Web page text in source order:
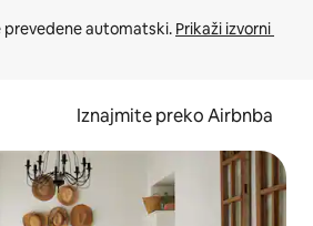
prevedene automatski. Prikaži izvorni
Iznajmite preko Airbnba